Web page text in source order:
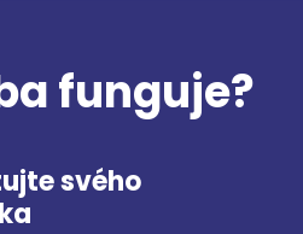
funguje?
svého